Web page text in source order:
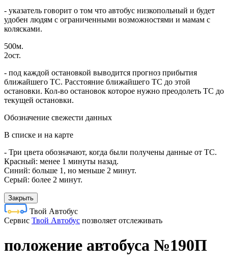
- указатель говорит о том что автобус низкопольный и будет
удобен людям с ограниченными возможностями и мамам с
колясками.
500м.
2ост.
- под каждой остановкой выводится прогноз прибытия
ближайшего ТС. Расстояние ближайшего ТС до этой
остановки. Кол-во остановок которое нужно преодолеть ТС до
текущей остановки.
Обозначение свежести данных
В списке и на карте
- Три цвета обозначают, когда были получены данные от ТС.
Красный: менее 1 минуты назад.
Синий: больше 1, но меньше 2 минут.
Серый: более 2 минут.
Закрыть
Твой Автобус
Cервис Твой Автобус позволяет отслеживать
положение автобуса №190П